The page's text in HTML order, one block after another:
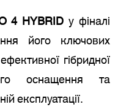
4 HYBRID у фіналі
його ключових
гібридної
оснащення та
експлуатації.